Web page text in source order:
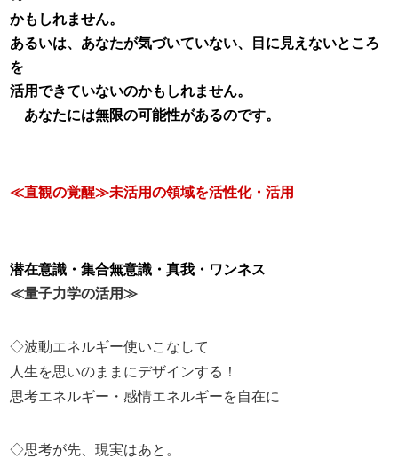
かもしれません。
あるいは、あなたが気づいていない、目に見えないところ
を
活用できていないのかもしれません。
あなたには無限の可能性があるのです。
≪直観の覚醒≫未活用の領域を活性化・活用
潜在意識・集合無意識・真我・ワンネス
≪量子力学の活用≫
◇波動エネルギー使いこなして
人生を思いのままにデザインする！
思考エネルギー・感情エネルギーを自在に
◇思考が先、現実はあと。